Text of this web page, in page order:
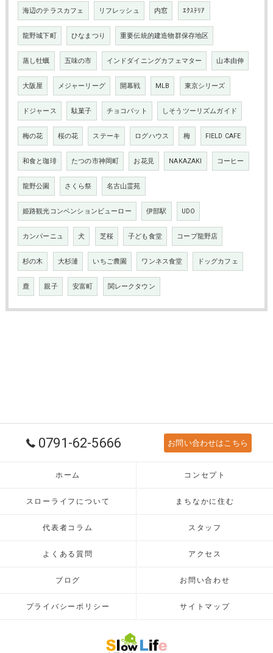
海辺のテラスカフェ リフレッシュ 内窓 ｴｸｽﾃﾘｱ
龍野城下町 ひなまつり 重要伝統的建造物群保存地区
蒸し牡蠣 五味の市 インドダイニングカフェマター 山本由伸
大阪屋 メジャーリーグ 開幕戦 MLB 東京シリーズ
ドジャース 駄菓子 チョコバット しそうツーリズムガイド
梅の花 桜の花 ステーキ ログハウス 梅 FIELD CAFE
和食と珈琲 たつの市神岡町 お花見 NAKAZAKI コーヒー
龍野公園 さくら祭 名古山霊苑
姫路観光コンベンションビューロー 伊部駅 UDO
カンパーニュ 犬 芝桜 子ども食堂 コープ龍野店
杉の木 大杉漣 いちご農園 ワンネス食堂 ドッグカフェ
鹿 親子 安富町 関レークタウン
0791-62-5666 お問い合わせはこちら
ホーム コンセプト
スローライフについて まちなかに住む
代表者コラム スタッフ
よくある質問 アクセス
ブログ お問い合わせ
プライバシーポリシー サイトマップ